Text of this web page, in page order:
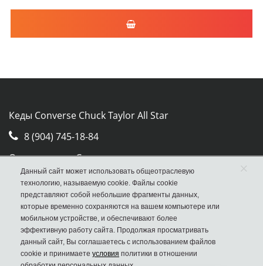
Кеды Converse Chuck Taylor All Star
8 (904) 745-18-84
Отдел продаж Converse
Москва, ул. Авиамоторная, д.50, стр. 2, оф. 30
Данный сайт может использовать общеотраслевую
технологию, называемую cookie. Файлы cookie
представляют собой небольшие фрагменты данных,
которые временно сохраняются на вашем компьютере или
мобильном устройстве, и обеспечивают более
эффективную работу сайта. Продолжая просматривать
данный сайт, Вы соглашаетесь с использованием файлов
cookie и принимаете условия политики в отношении
×